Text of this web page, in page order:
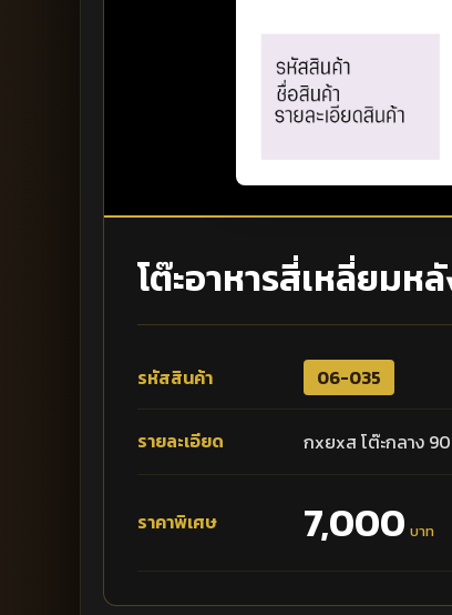
โต๊ะอาหารสี่เหลี่ยม
รหัสสินค้า 06-035
รายละเอียด กxยxส โต๊ะกลาง
ราคาพิเศษ 7,000 บาท